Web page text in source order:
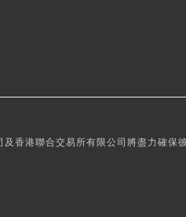
及香港聯合交易所有限公司將盡力確保